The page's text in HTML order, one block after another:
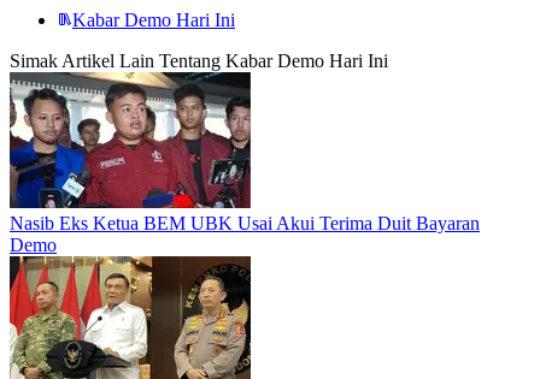
Kabar Demo Hari Ini
Simak Artikel Lain Tentang Kabar Demo Hari Ini
Nasib Eks Ketua BEM UBK Usai Akui Terima Duit Bayaran
Demo